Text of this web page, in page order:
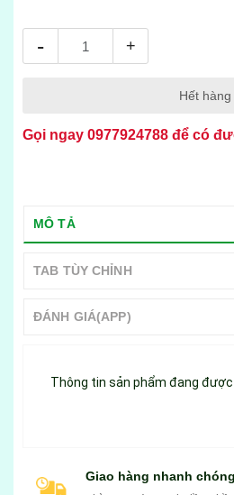
- +
Hết hàng
Gọi ngay 0977924788 để có
MÔ TẢ
TAB TÙY CHỈNH
ĐÁNH GIÁ(APP)
Thông tin sản phẩm đang
Giao hàng nhanh chóng